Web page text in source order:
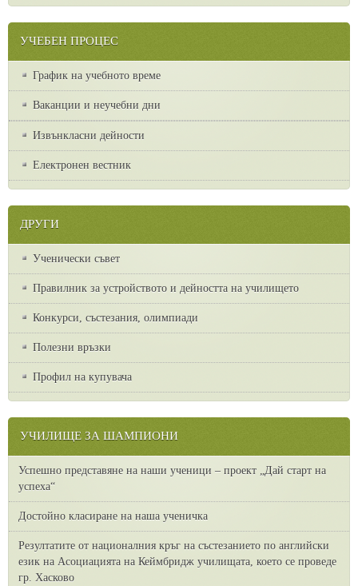
УЧЕБЕН ПРОЦЕС
График на учебното време
Ваканции и неучебни дни
Извънкласни дейности
Електронен вестник
ДРУГИ
Ученически съвет
Правилник за устройството и дейността на училището
Конкурси, състезания, олимпиади
Полезни връзки
Профил на купувача
УЧИЛИЩЕ ЗА ШАМПИОНИ
Успешно представяне на наши ученици – проект „Дай старт на
успеха“
Достойно класиране на наша ученичка
Резултатите от националния кръг на състезанието по английски
език на Асоциацията на Кеймбридж училищата, което се проведе
гр. Хасково